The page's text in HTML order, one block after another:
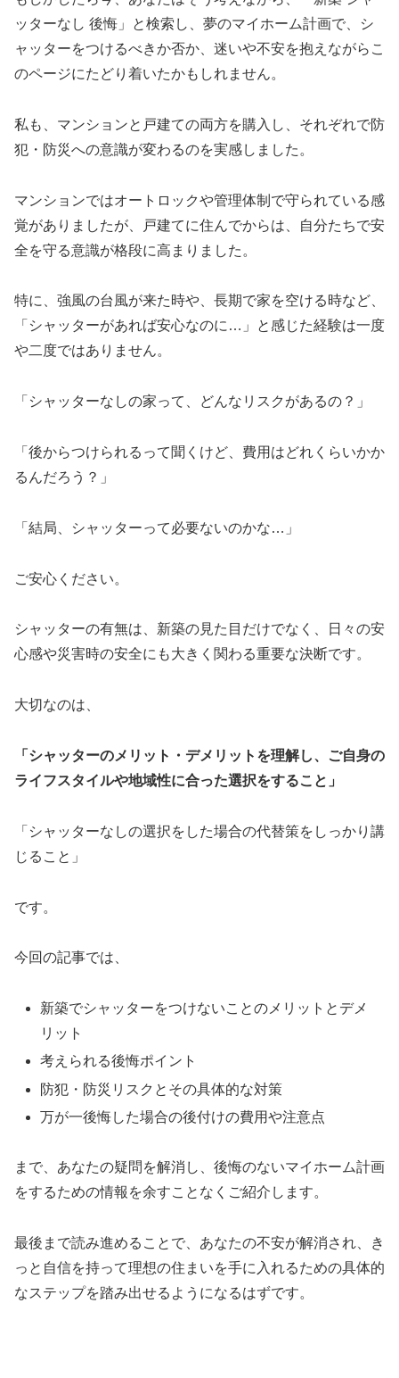
ッターなし 後悔」と検索し、夢のマイホーム計画で、シ
ャッターをつけるべきか否か、迷いや不安を抱えながらこ
のページにたどり着いたかもしれません。
私も、マンションと戸建ての両方を購入し、それぞれで防
犯・防災への意識が変わるのを実感しました。
マンションではオートロックや管理体制で守られている感
覚がありましたが、戸建てに住んでからは、自分たちで安
全を守る意識が格段に高まりました。
特に、強風の台風が来た時や、長期で家を空ける時など、
「シャッターがあれば安心なのに…」と感じた経験は一度
や二度ではありません。
「シャッターなしの家って、どんなリスクがあるの？」
「後からつけられるって聞くけど、費用はどれくらいかか
るんだろう？」
「結局、シャッターって必要ないのかな…」
ご安心ください。
シャッターの有無は、新築の見た目だけでなく、日々の安
心感や災害時の安全にも大きく関わる重要な決断です。
大切なのは、
「シャッターのメリット・デメリットを理解し、ご自身の
ライフスタイルや地域性に合った選択をすること」
「シャッターなしの選択をした場合の代替策をしっかり講
じること」
です。
今回の記事では、
新築でシャッターをつけないことのメリットとデメ
リット
考えられる後悔ポイント
防犯・防災リスクとその具体的な対策
万が一後悔した場合の後付けの費用や注意点
まで、あなたの疑問を解消し、後悔のないマイホーム計画
をするための情報を余すことなくご紹介します。
最後まで読み進めることで、あなたの不安が解消され、き
っと自信を持って理想の住まいを手に入れるための具体的
なステップを踏み出せるようになるはずです。